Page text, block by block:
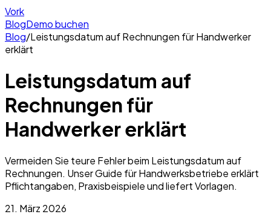
Vork
BlogDemo buchen
Blog/Leistungsdatum auf Rechnungen für Handwerker
erklärt
Leistungsdatum auf
Rechnungen für
Handwerker erklärt
Vermeiden Sie teure Fehler beim Leistungsdatum auf
Rechnungen. Unser Guide für Handwerksbetriebe erklärt
Pflichtangaben, Praxisbeispiele und liefert Vorlagen.
21. März 2026